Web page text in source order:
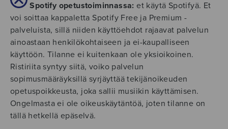
Spotify opetustoiminnassa: et käytä Spotifyä. Et
voi soittaa kappaletta Spotify Free ja Premium -
palveluista, sillä niiden käyttöehdot rajaavat palvelun
ainoastaan henkilökohtaiseen ja ei-kaupalliseen
käyttöön. Tilanne ei kuitenkaan ole yksioikoinen.
Ristiriita syntyy siitä, voiko palvelun
sopimusmääräyksillä syrjäyttää tekijänoikeuden
opetuspoikkeusta, joka sallii musiikin käyttämisen.
Ongelmasta ei ole oikeuskäytäntöä, joten tilanne on
tällä hetkellä epäselvä.